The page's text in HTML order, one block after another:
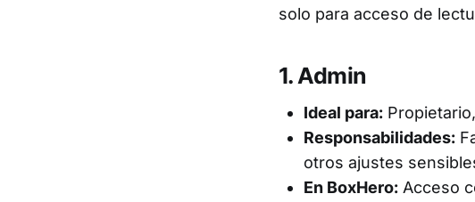
solo para acceso de
1. Admin
Ideal para:
Responsabilidades:
otros ajustes
En BoxHero: Acceso